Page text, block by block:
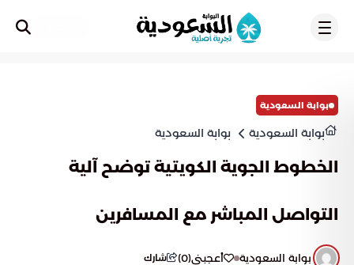
بوابة السعودية
بوابة السعودية بوابة السعودية
الخطوط الجوية الكويتية توضح آلية
التواصل المباشر مع المسافرين
بوابة السعودية أعجبني(
0
) شارك